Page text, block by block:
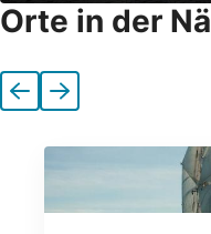
Orte in der
VorherigeNächste